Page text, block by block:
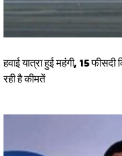
हवाई यात्रा हुई महंगी, 15
रही है कीमतें